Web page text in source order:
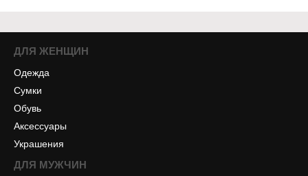
ДЛЯ ЖЕНЩИН
Одежда
Сумки
Обувь
Аксессуары
Украшения
ДЛЯ МУЖЧИН